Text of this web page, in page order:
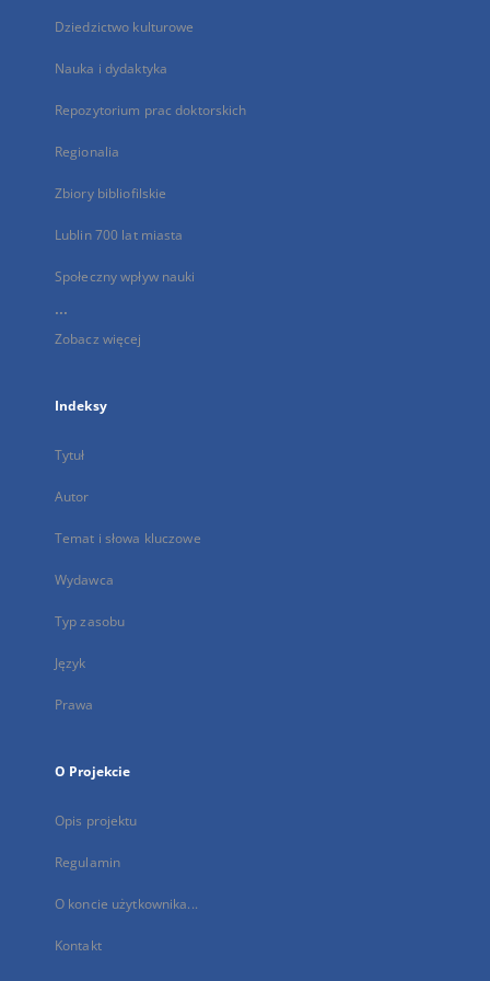
Dziedzictwo kulturowe
Nauka i dydaktyka
Repozytorium prac doktorskich
Regionalia
Zbiory bibliofilskie
Lublin 700 lat miasta
Społeczny wpływ nauki
...
Zobacz więcej
Indeksy
Tytuł
Autor
Temat i słowa kluczowe
Wydawca
Typ zasobu
Język
Prawa
O Projekcie
Opis projektu
Regulamin
O koncie użytkownika...
Kontakt